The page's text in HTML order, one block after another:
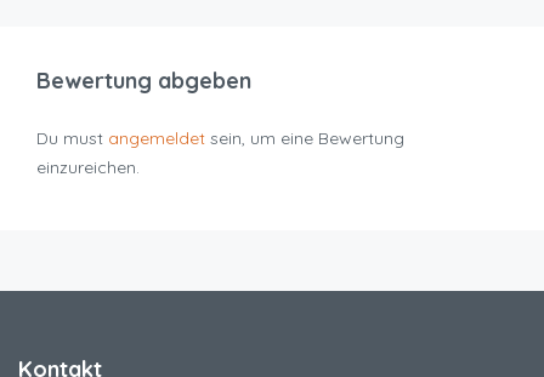
Bewertung abgeben
Du must angemeldet sein, um eine Bewertung
einzureichen.
Kontakt